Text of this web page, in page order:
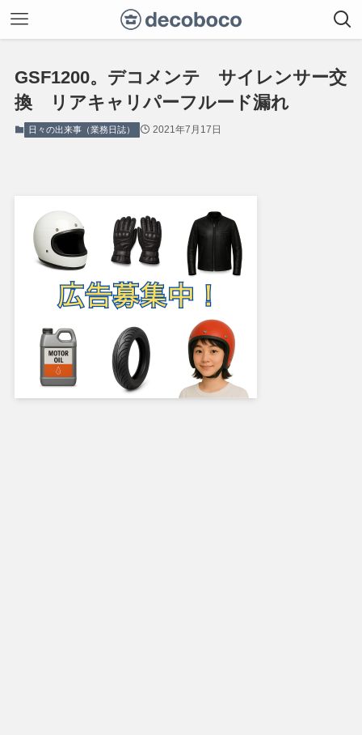
GSF1200。デコメンテ サイレンサー交
換 リアキャリパーフルード漏れ
日々の出来事（業務日誌） 2021年7月17日